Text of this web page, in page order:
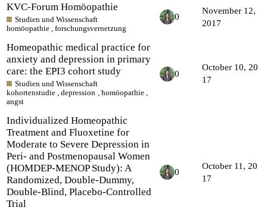
KVC-Forum Homöopathie
Studien und Wissenschaft
homöopathie ,forschungsvernetzung
0
November 12,
2017
Homeopathic medical practice for
anxiety and depression in primary
care: the EPI3 cohort study
Studien und Wissenschaft
kohortenstudie ,depression , homöopathie ,
angst
0
October 10, 20
17
Individualized Homeopathic
Treatment and Fluoxetine for
Moderate to Severe Depression in
Peri- and Postmenopausal Women
(HOMDEP-MENOP Study): A
Randomized, Double-Dummy,
Double-Blind, Placebo-Controlled
Trial
0
October 11, 20
17